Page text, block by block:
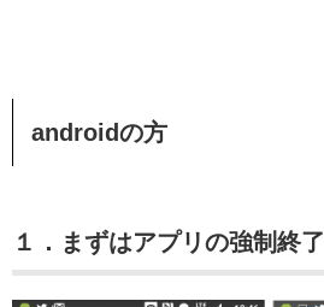
androidの方
１．まずはアプリの強制終了